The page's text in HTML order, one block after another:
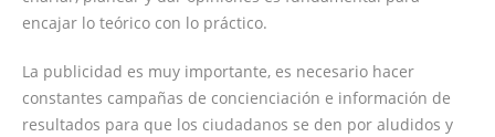
encajar lo teórico con lo práctico.
La publicidad es muy importante, es necesario hacer
constantes campañas de concienciación e información de
resultados para que los ciudadanos se den por aludidos y